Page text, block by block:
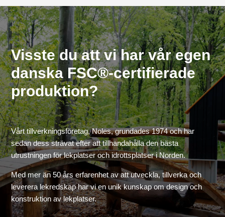
Visste du att vi har vår egen
danska FSC®-certifierade
produktion?
Vårt tillverkningsföretag, Noles, grundades 1974 och har
sedan dess strävat efter att tillhandahålla den bästa
utrustningen för lekplatser och idrottsplatser i Norden.
Med mer än 50 års erfarenhet av att utveckla, tillverka och
leverera lekredskap har vi en unik kunskap om design och
konstruktion av lekplatser.